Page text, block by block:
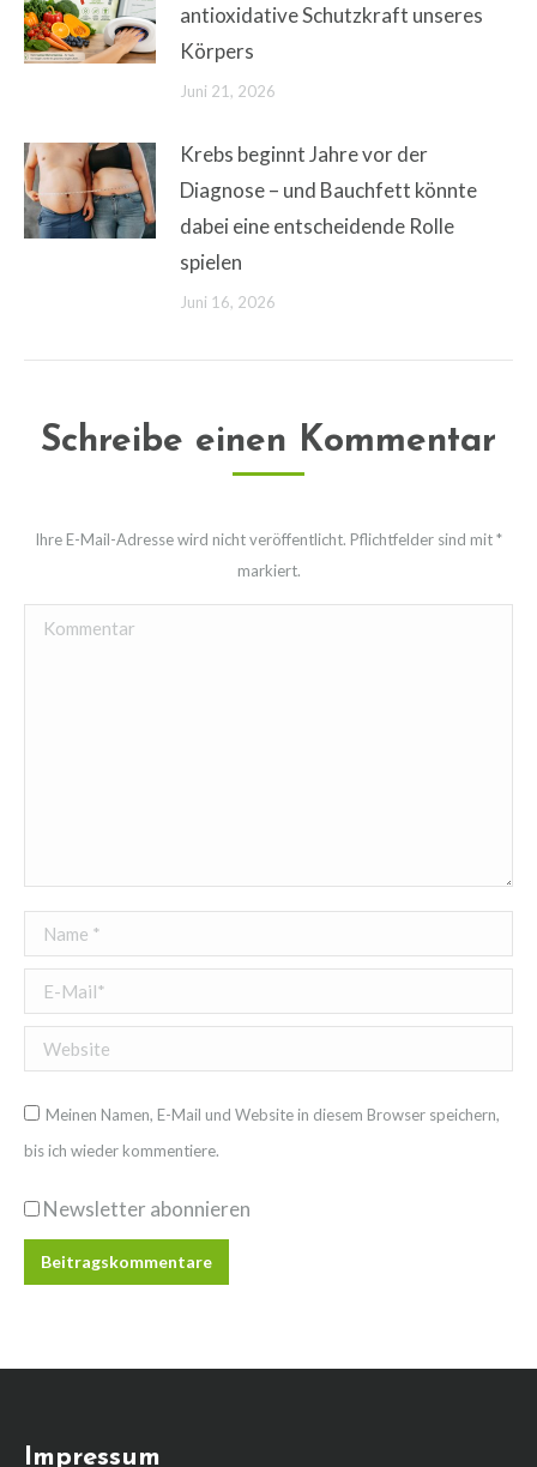
antioxidative Schutzkraft unseres
Körpers
Juni 21, 2026
Krebs beginnt Jahre vor der
Diagnose – und Bauchfett könnte
dabei eine entscheidende Rolle
spielen
Juni 16, 2026
Schreibe einen Kommentar
Ihre E-Mail-Adresse wird nicht veröffentlicht. Pflichtfelder sind mit*
markiert.
Kommentar
Name *
E-Mail *
Website
Meinen Namen, E-Mail und Website in diesem Browser speichern,
bis ich wieder kommentiere.
Newsletter abonnieren
Beitragskommentare
Impressum